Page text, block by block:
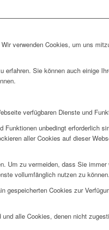
verwenden Cookies, um uns
Sie können auch einige
verfügbaren Dienste und
unbedingt
aller Cookies auf dieser
Um zu vermeiden, dass Sie
vollumfänglich nutzen zu
gespeicherten Cookies zur
alle Cookies, denen nicht